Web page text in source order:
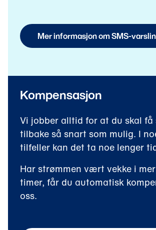
Mer informasjon om SMS-
Kompensasjon
Vi jobber alltid for at du skal få
tilbake så snart som mulig. I
tilfeller kan det ta noe lenger
Har strømmen vært vekke i
timer, får du automatisk
oss.